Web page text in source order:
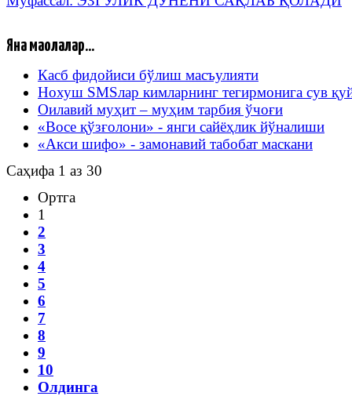
Яна мақолалар...
Касб фидойиси бўлиш масъулияти
Нохуш SMSлар кимларнинг тегирмонига сув
Оилавий муҳит – муҳим тарбия ўчоғи
«Восе қўзғолони» - янги сайёҳлик йўналиши
«Акси шифо» - замонавий табобат маскани
Саҳифа 1 аз 30
Ортга
1
2
3
4
5
6
7
8
9
10
Олдинга